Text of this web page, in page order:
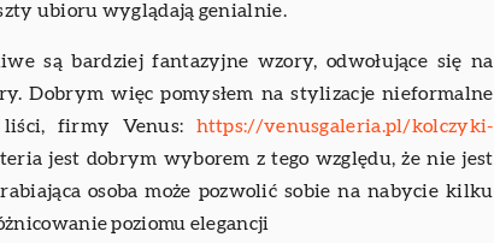
ubioru wyglądają genialnie.
są bardziej fantazyjne wzory, odwołujące się na
Dobrym więc pomysłem na stylizacje nieformalne
liści, firmy Venus: https://venusgaleria.pl/kolczyki-
jest dobrym wyborem z tego względu, że nie jest
osoba może pozwolić sobie na nabycie kilku
poziomu elegancji